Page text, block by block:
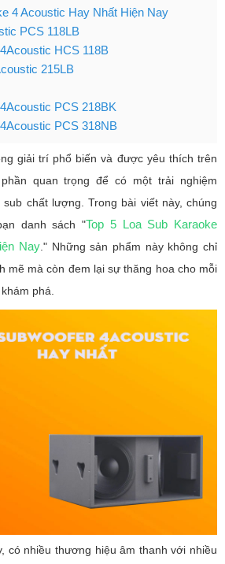
4 Acoustic Hay Nhất Hiện Nay
PCS 118LB
HCS 118B
215LB
PCS 218BK
PCS 318NB
giải trí phổ biến và được yêu thích trên
quan trọng để có một trải nghiệm
chất lượng. Trong bài viết này, chúng
danh sách "Top 5 Loa Sub Karaoke
Nay." Những sản phẩm này không chỉ
mẽ mà còn đem lại sự thăng hoa cho mỗi
phá.
có nhiều thương hiệu âm thanh với nhiều